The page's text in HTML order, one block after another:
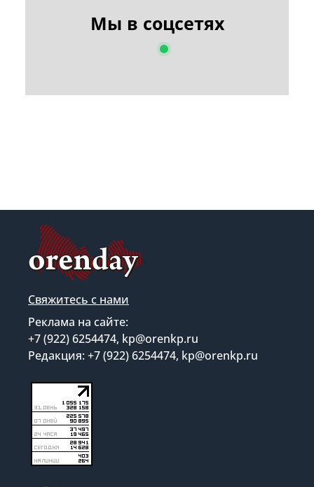
Мы в соцсетях
Свяжитесь с нами
Реклама на сайте:
+7 (922) 6254474, kp@orenkp.ru
Редакция: +7 (922) 6254474, kp@orenkp.ru